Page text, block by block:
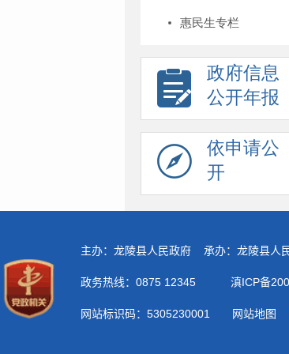
惠民生专栏
政府信息
公开年报
依申请公
开